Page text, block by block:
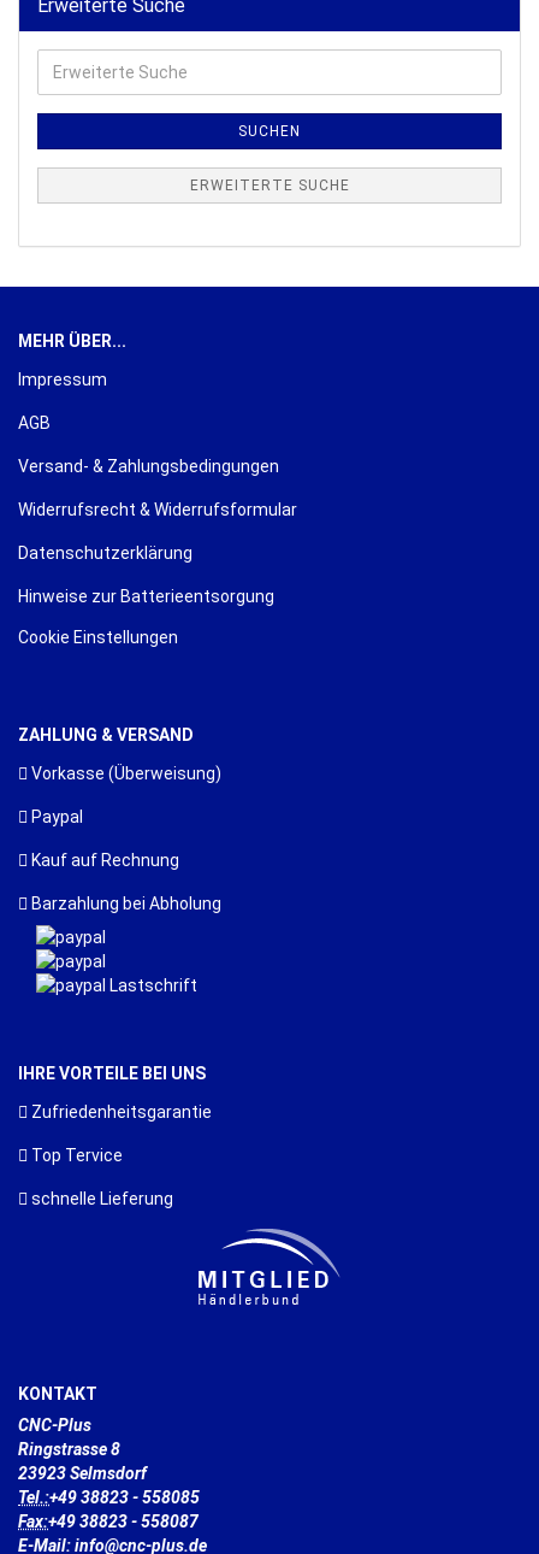
Erweiterte Suche
Erweiterte
Suche
SUCHEN
ERWEITERTE SUCHE
MEHR ÜBER...
Impressum
AGB
Versand- & Zahlungsbedingungen
Widerrufsrecht & Widerrufsformular
Datenschutzerklärung
Hinweise zur Batterieentsorgung
Cookie Einstellungen
ZAHLUNG & VERSAND
Vorkasse (Überweisung)
Paypal
Kauf auf Rechnung
Barzahlung bei Abholung
IHRE VORTEILE BEI UNS
Zufriedenheitsgarantie
Top Tervice
schnelle Lieferung
KONTAKT
CNC-Plus
Ringstrasse 8
23923 Selmsdorf
Tel.:+49 38823 - 558085
Fax:+49 38823 - 558087
E-Mail: info@cnc-plus.de